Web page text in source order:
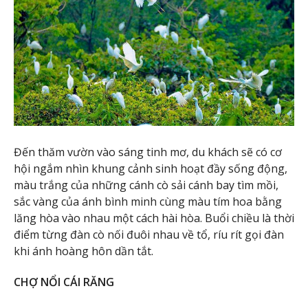
Đến thăm vườn vào sáng tinh mơ, du khách sẽ có cơ
hội ngắm nhìn khung cảnh sinh hoạt đầy sống động,
màu trắng của những cánh cò sải cánh bay tìm mồi,
sắc vàng của ánh bình minh cùng màu tím hoa bằng
lăng hòa vào nhau một cách hài hòa. Buổi chiều là thời
điểm từng đàn cò nối đuôi nhau về tổ, ríu rít gọi đàn
khi ánh hoàng hôn dần tắt.
CHỢ NỔI CÁI RĂNG